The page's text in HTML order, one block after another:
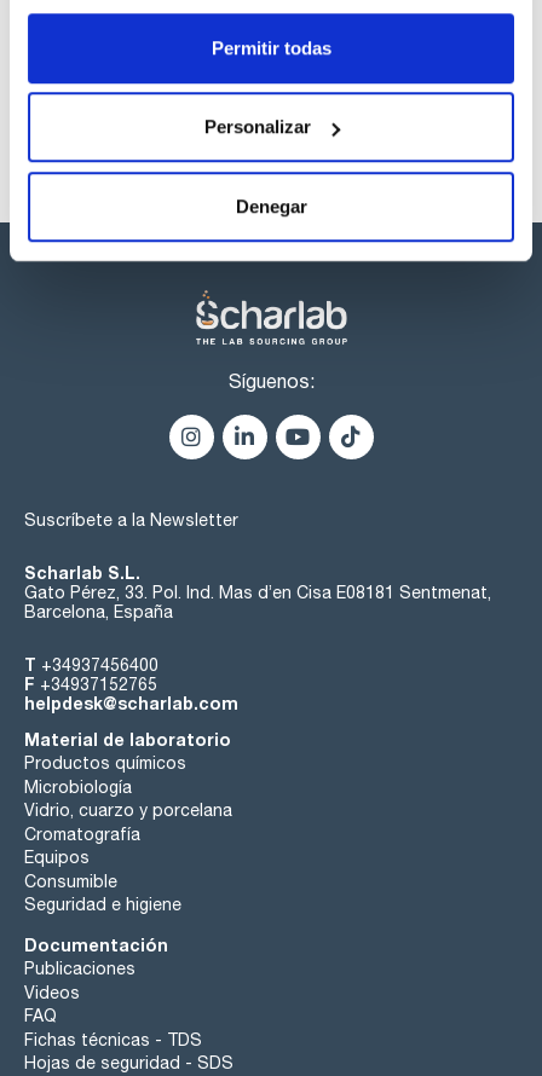
Permitir todas
Personalizar
Denegar
listos para una entrega inmediata.
Síguenos:
Suscríbete a la Newsletter
Scharlab S.L.
Gato Pérez, 33. Pol. Ind. Mas d’en Cisa E08181 Sentmenat,
Barcelona, España
T +34937456400
F +34937152765
helpdesk@scharlab.com
Material de laboratorio
Productos químicos
Microbiología
Vidrio, cuarzo y porcelana
Cromatografía
Equipos
Consumible
Seguridad e higiene
Documentación
Publicaciones
Videos
FAQ
Fichas técnicas - TDS
Hojas de seguridad - SDS